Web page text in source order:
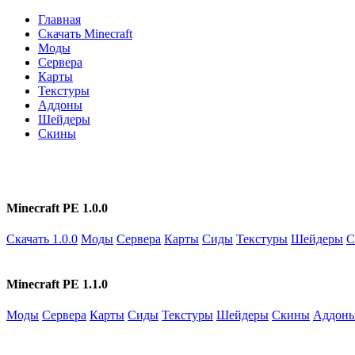
Главная
Скачать Minecraft
Моды
Сервера
Карты
Текстуры
Аддоны
Шейдеры
Скины
Minecraft PE 1.0.0
Скачать 1.0.0 Моды Сервера Карты Сиды Текстуры Шейдеры
Minecraft PE 1.1.0
Моды Сервера Карты Сиды Текстуры Шейдеры Скины